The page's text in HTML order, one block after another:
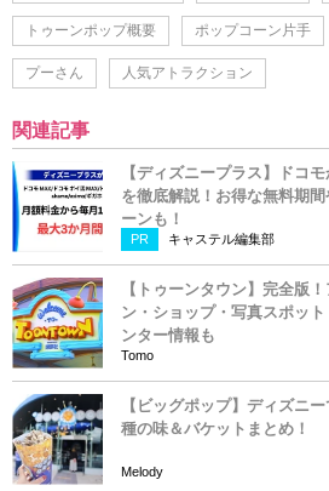
トゥーンポップ概要 ポップコーン片手
プーさん 人気アトラクション
関連記事
【ディズニープラス】ドコ
を徹底解説！お得な無料期
ーンも！
PR キャステル編集部
【トゥーンタウン】完全版
ン・ショップ・写真スポッ
ンター情報も
Tomo
【ビッグポップ】ディズニ
種の味＆バケットまとめ！
Melody